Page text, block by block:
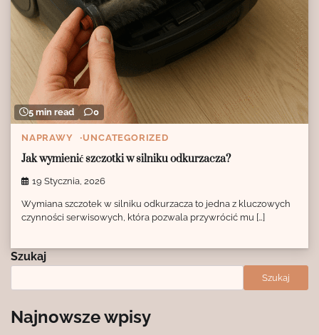
5 min read 0
NAPRAWY UNCATEGORIZED
Jak wymienić szczotki w silniku odkurzacza?
19 Stycznia, 2026
Wymiana szczotek w silniku odkurzacza to jedna z kluczowych
czynności serwisowych, która pozwala przywrócić mu […]
Szukaj
Szukaj
Najnowsze wpisy